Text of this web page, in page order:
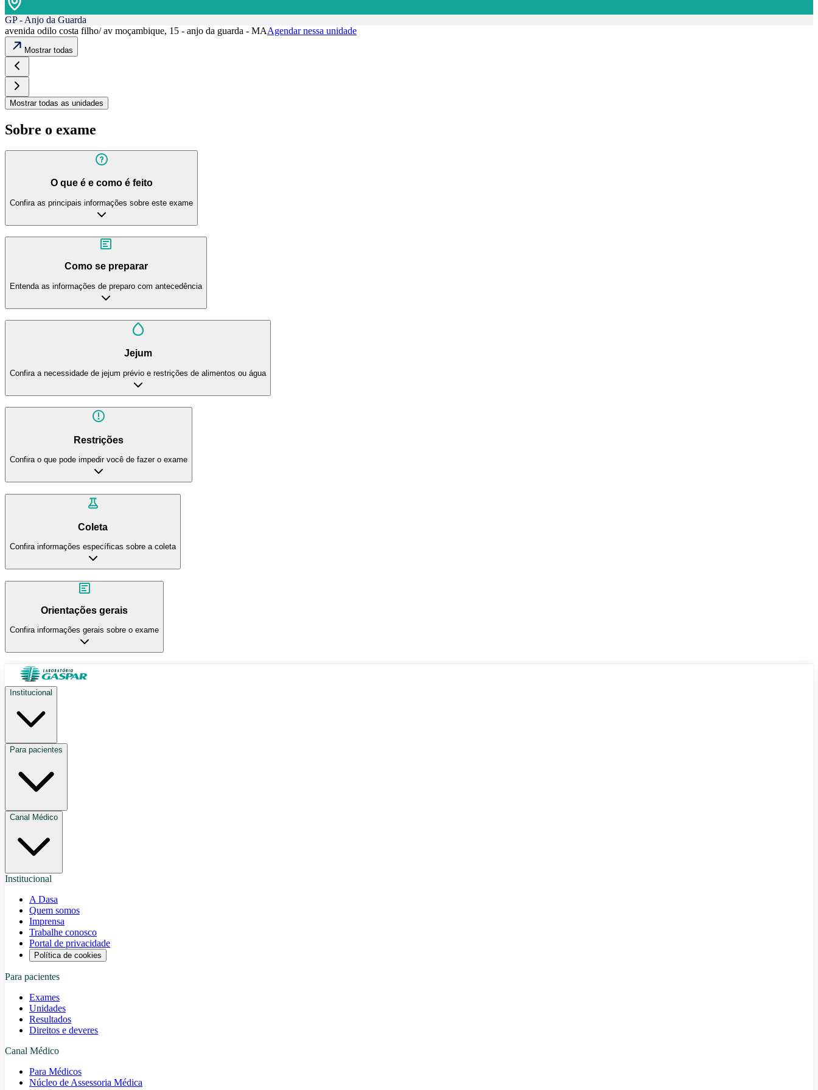
GP - Anjo da Guarda
avenida odilo costa filho/ av moçambique, 15 - anjo da guarda - MAAgendar nessa unidade
Mostrar todas
Mostrar todas as unidades
Sobre o exame
O que é e como é feito
Confira as principais informações sobre este exame
Como se preparar
Entenda as informações de preparo com antecedência
Jejum
Confira a necessidade de jejum prévio e restrições de alimentos ou água
Restrições
Confira o que pode impedir você de fazer o exame
Coleta
Confira informações específicas sobre a coleta
Orientações gerais
Confira informações gerais sobre o exame
Institucional
Para pacientes
Canal Médico
Institucional
A Dasa
Quem somos
Imprensa
Trabalhe conosco
Portal de privacidade
Política de cookies
Para pacientes
Exames
Unidades
Resultados
Direitos e deveres
Canal Médico
Para Médicos
Núcleo de Assessoria Médica